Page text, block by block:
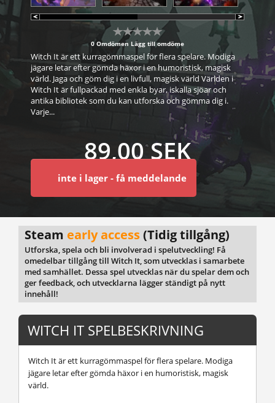
0 Omdömen Lägg till omdöme
Witch It är ett kurragömmaspel för flera spelare. Modiga
jägare letar efter gömda häxor i en humoristisk, magisk
värld. Jaga och göm dig i en livfull, magisk värld Världen i
Witch It är fullpackad med enkla byar, iskalla sjöar och
antika bibliotek som du kan utforska och gömma dig i.
Varje...
89,00 SEK
inte i lager - få meddelande
Steam early access(Tidig tillgång)
Utforska, spela och bli involverad i spelutveckling! Få
omedelbar tillgång till Witch It, som utvecklas i samarbete
med samhället. Dessa spel utvecklas när du spelar dem och
ger feedback, och utvecklarna lägger ständigt på nytt
innehåll!
WITCH IT SPELBESKRIVNING
Witch It är ett kurragömmaspel för flera spelare. Modiga
jägare letar efter gömda häxor i en humoristisk, magisk
värld.